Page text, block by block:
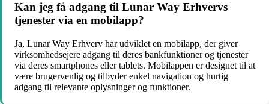
Kan jeg få adgang til Lunar Way Erhvervs
tjenester via en mobilapp?
Ja, Lunar Way Erhverv har udviklet en mobilapp, der giver
virksomhedsejere adgang til deres bankfunktioner og tjenester
via deres smartphones eller tablets. Mobilappen er designet til at
være brugervenlig og tilbyder enkel navigation og hurtig
adgang til relevante oplysninger og funktioner.